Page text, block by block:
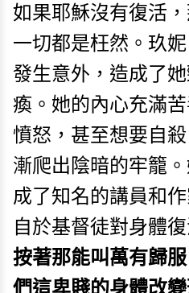
如果耶穌沒有復活
一切都是枉然。玖
發生意外，造成了
瘓。她的內心充滿
憤怒，甚至想要自
漸爬出陰暗的牢籠
成了知名的講員和
自於基督徒對身體
按著那能叫萬有歸
們這卑賤的身體改